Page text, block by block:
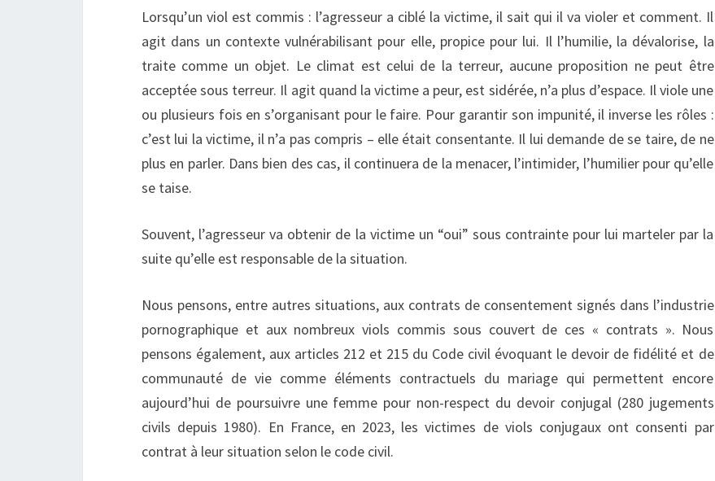
Lorsqu’un viol est commis : l’agresseur a ciblé la victime, il sait qui il va violer et comment. Il
agit dans un contexte vulnérabilisant pour elle, propice pour lui. Il l’humilie, la dévalorise, la
traite comme un objet. Le climat est celui de la terreur, aucune proposition ne peut être
acceptée sous terreur. Il agit quand la victime a peur, est sidérée, n’a plus d’espace. Il viole une
ou plusieurs fois en s’organisant pour le faire. Pour garantir son impunité, il inverse les rôles :
c’est lui la victime, il n’a pas compris – elle était consentante. Il lui demande de se taire, de ne
plus en parler. Dans bien des cas, il continuera de la menacer, l’intimider, l’humilier pour qu’elle
se taise.
Souvent, l’agresseur va obtenir de la victime un “oui” sous contrainte pour lui marteler par la
suite qu’elle est responsable de la situation.
Nous pensons, entre autres situations, aux contrats de consentement signés dans l’industrie
pornographique et aux nombreux viols commis sous couvert de ces « contrats ». Nous
pensons également, aux articles 212 et 215 du Code civil évoquant le devoir de fidélité et de
communauté de vie comme éléments contractuels du mariage qui permettent encore
aujourd’hui de poursuivre une femme pour non-respect du devoir conjugal (280 jugements
civils depuis 1980). En France, en 2023, les victimes de viols conjugaux ont consenti par
contrat à leur situation selon le code civil.